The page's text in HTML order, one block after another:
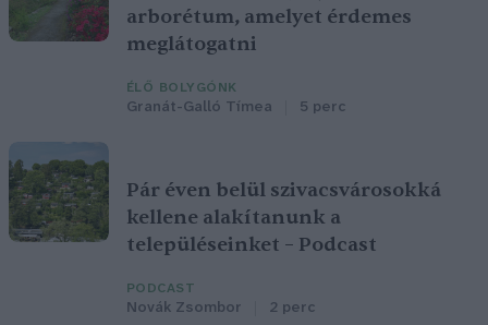
arborétum, amelyet érdemes
meglátogatni
ÉLŐ BOLYGÓNK
Granát-Galló Tímea 5 perc
Pár éven belül szivacsvárosokká
kellene alakítanunk a
településeinket – Podcast
PODCAST
Novák Zsombor 2 perc